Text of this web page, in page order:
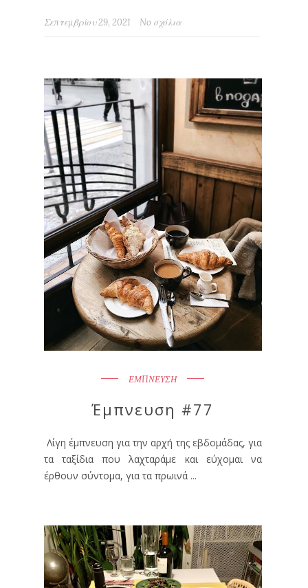
Σεπτεμβρίου 29, 2021 No σχόλια
ΕΜΠΝΕΥΣΗ
Έμπνευση #77
Λίγη έμπνευση για την αρχή της εβδομάδας, για
τα ταξίδια που λαχταράμε και εύχομαι να
έρθουν σύντομα, για τα πρωινά ...